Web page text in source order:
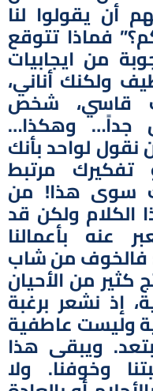
أن يقولوا لنا
فماذا تتوقع
من ايجابيات
ولكنك أناني،
قاسي، شخص
وهكذا…
نقول لواحد بأنك
مرتبط
سوى هذا! من
الكلام ولكن قد
عنه بأعمالنا
فالخوف من شاب
كثير من الأحيان
إذ نشعر برغبة
وليست عاطفية
ويبقى هذا
وخوفنا. ولا